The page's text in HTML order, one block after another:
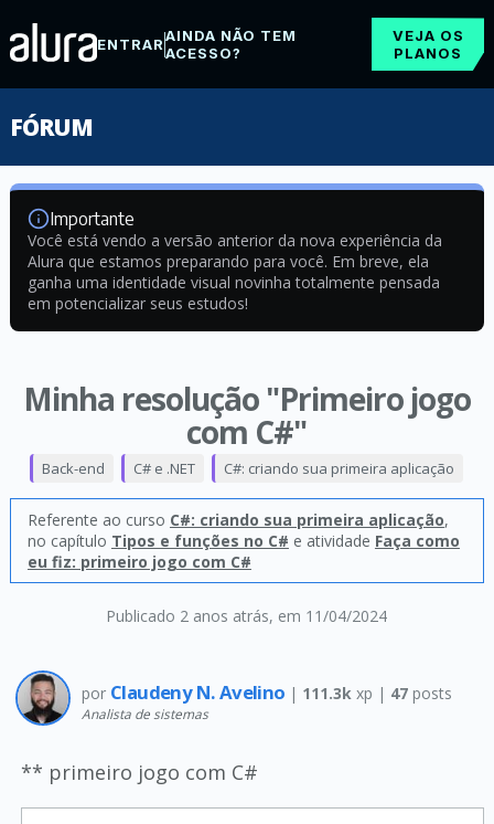
ENTRARAINDA NÃO TEM
ACESSO?
VEJA OS
PLANOS
FÓRUM
Importante
Você está vendo a versão anterior da nova experiência da
Alura que estamos preparando para você. Em breve, ela
ganha uma identidade visual novinha totalmente pensada
em potencializar seus estudos!
Minha resolução "Primeiro jogo
com C#"
Publicado 2 anos atrás, em 11/04/2024
Back-end C# e .NET C#: criando sua primeira aplicação
Referente ao curso C#: criando sua primeira aplicação,
no capítulo Tipos e funções no C# e atividade Faça como
eu fiz: primeiro jogo com C#
por Claudeny N. Avelino | 111.3k xp | 47posts
Analista de sistemas
** primeiro jogo com C#